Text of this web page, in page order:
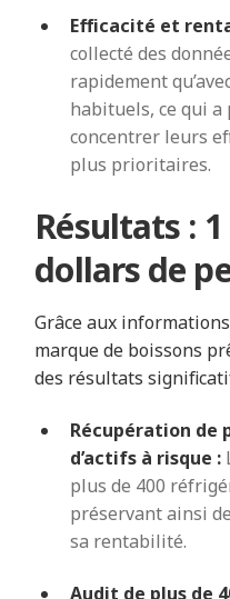
Efficacité et
collecté des
rapidement
habituels, ce qui a
concentrer leurs
plus prioritaires.
Résultats :
dollars de
Grâce aux
marque de boissons
des résultats
Récupération de
d’actifs à risque :
plus de 400
préservant ainsi
sa rentabilité.
Audit de plus de